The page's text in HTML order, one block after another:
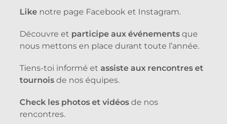
Like notre page Facebook et Instagram.
Découvre et participe aux événements que
nous mettons en place durant toute l’année.
Tiens-toi informé et assiste aux rencontres et
tournois de nos équipes.
Check les photos et vidéos de nos
rencontres.